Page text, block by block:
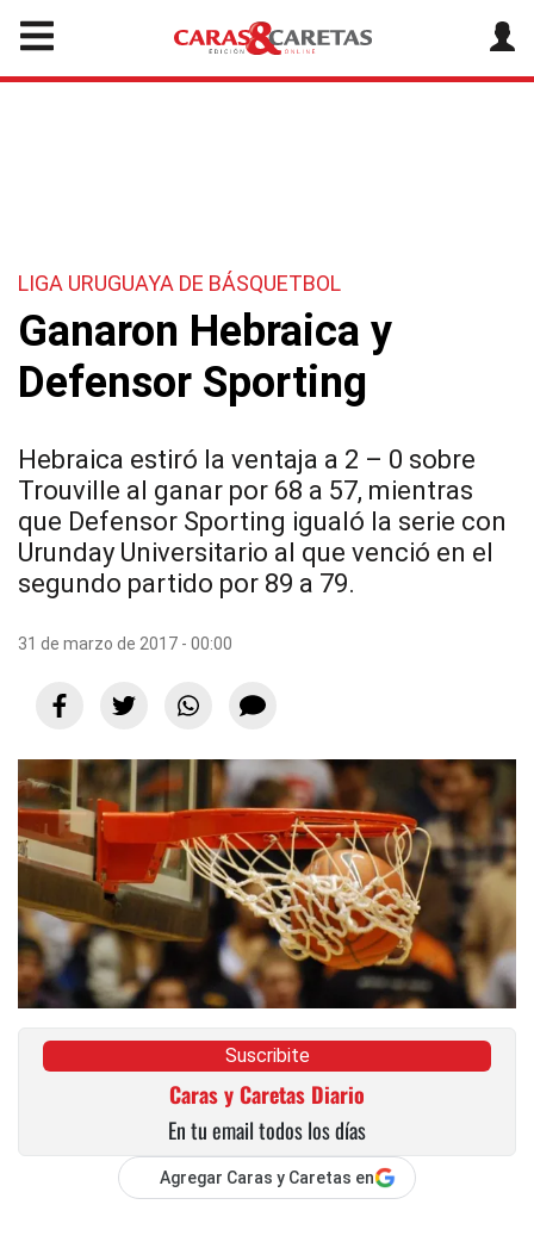
LIGA URUGUAYA DE BÁSQUETBOL
Ganaron Hebraica y
Defensor Sporting
Hebraica estiró la ventaja a 2 – 0 sobre
Trouville al ganar por 68 a 57, mientras
que Defensor Sporting igualó la serie con
Urunday Universitario al que venció en el
segundo partido por 89 a 79.
31 de marzo de 2017 - 00:00
Suscribite
Caras y Caretas Diario
En tu email todos los días
Agregar Caras y Caretas en